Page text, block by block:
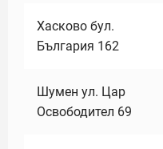
Хасково бул.
България 162
Шумен ул. Цар
Освободител 69